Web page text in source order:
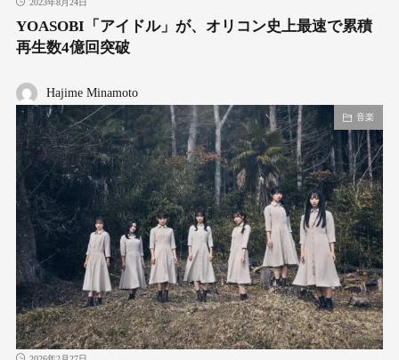
2023年8月24日
YOASOBI「アイドル」が、オリコン史上最速で累積
再生数4億回突破
Hajime Minamoto
音楽